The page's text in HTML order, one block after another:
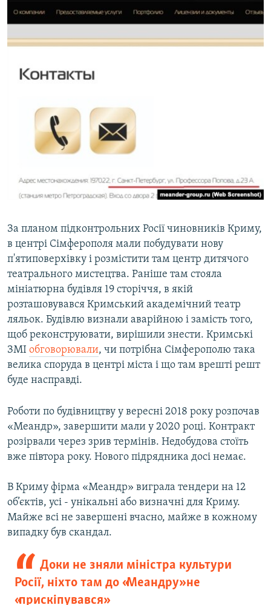
За планом підконтрольних Росії чиновників Криму,
в центрі Сімферополя мали побудувати нову
п'ятиповерхівку і розмістити там центр дитячого
театрального мистецтва. Раніше там стояла
мініатюрна будівля 19 сторіччя, в якій
розташовувався Кримський академічний театр
ляльок. Будівлю визнали аварійною і замість того,
щоб реконструювати, вирішили знести. Кримські
ЗМІ обговорювали, чи потрібна Сімферополю така
велика споруда в центрі міста і що там врешті решт
буде насправді.
Роботи по будівництву у вересні 2018 року розпочав
«Меандр», завершити мали у 2020 році. Контракт
розірвали через зрив термінів. Недобудова стоїть
вже півтора року. Нового підрядника досі немає.
В Криму фірма «Меандр» виграла тендери на 12
об’єктів, усі - унікальні або визначні для Криму.
Майже всі не завершені вчасно, майже в кожному
випадку був скандал.
Доки не зняли міністра культури
Росії, ніхто там до «Меандру» не
«прискіпувався»